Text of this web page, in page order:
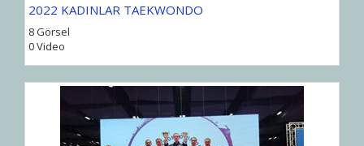
2022 KADINLAR TAEKWONDO
8 Görsel
0 Video